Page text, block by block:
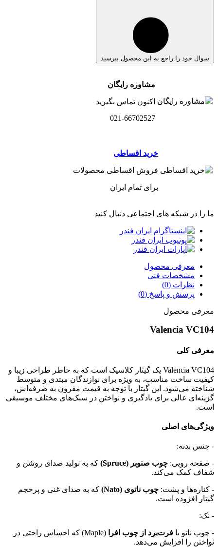
سوال خود را راجع به این محصول بپرسید
مشاوره رایگان
اکنون تماس بگیرید
021-66702527
خرید اقساطی
فروش اقساطی محصولات
برای تمام ایران
ما را در شبکه های اجتماعی دنبال کنید
معرفی محصول
مشخصات فنی
نظرات (0)
پرسش و پاسخ (0)
معرفی محصول
Valencia VC104
معرفی کلی
Valencia VC104 یک گیتار کلاسیک است که به خاطر طراحی زیبا و
کیفیت ساخت مناسب، به ویژه برای نوازندگان مبتدی و متوسط
شناخته می‌شود. این گیتار با توجه به قیمت مقرون به صرفه‌اش،
گزینه‌ای عالی برای یادگیری و نواختن در سبک‌های مختلف موسیقی
است.
ویژگی‌های اصلی
- جنس بدنه:
- صفحه رویی: چوب صنوبر (Spruce)
که به تولید صدای روشن و
شفاف کمک می‌کند.
- کناره‌ها و پشت: چوب ناتوی (Nato)
که به صدای غنی و پرحجم
گیتار افزوده است.
- نک:
- چوب ناتو با فرت‌برد از چوب افرا
(Maple) که احساس راحتی در
نواختن را افزایش می‌دهد.